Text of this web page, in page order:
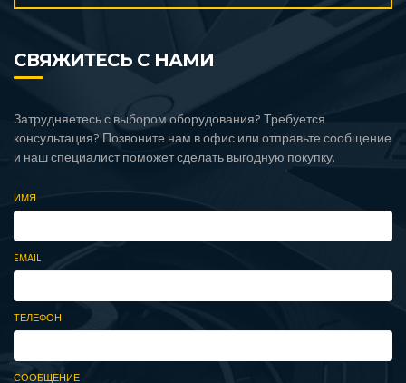
СВЯЖИТЕСЬ С НАМИ
Затрудняетесь с выбором оборудования? Требуется
консультация? Позвоните нам в офис или отправьте сообщение
и наш специалист поможет сделать выгодную покупку.
ИМЯ
EMAIL
ТЕЛЕФОН
СООБЩЕНИЕ